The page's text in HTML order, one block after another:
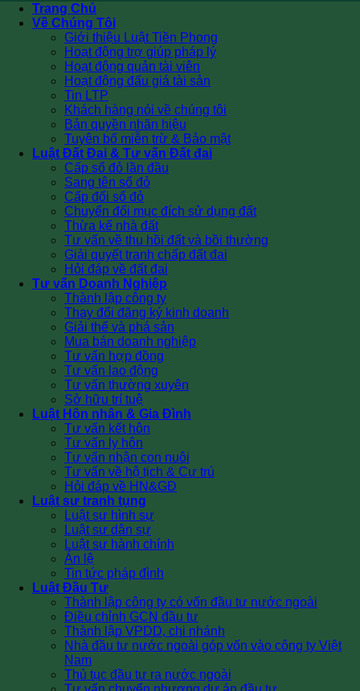
Trang Chủ
Về Chúng Tôi
Giới thiệu Luật Tiền Phong
Hoạt động trợ giúp pháp lý
Hoạt động quản tài viên
Hoạt động đấu giá tài sản
Tin LTP
Khách hàng nói về chúng tôi
Bản quyền nhãn hiệu
Tuyên bố miễn trừ & Bảo mật
Luật Đất Đai & Tư vấn Đất đai
Cấp sổ đỏ lần đầu
Sang tên sổ đỏ
Cấp đổi sổ đỏ
Chuyển đổi mục đích sử dụng đất
Thừa kế nhà đất
Tư vấn về thu hồi đất và bồi thường
Giải quyết tranh chấp đất đai
Hỏi đáp về đất đai
Tư vấn Doanh Nghiệp
Thành lập công ty
Thay đổi đăng ký kinh doanh
Giải thể và phá sản
Mua bán doanh nghiệp
Tư vấn hợp đồng
Tư vấn lao động
Tư vấn thường xuyên
Sở hữu trí tuệ
Luật Hôn nhân & Gia Đình
Tư vấn kết hôn
Tư vấn ly hôn
Tư vấn nhận con nuôi
Tư vấn về hộ tịch & Cư trú
Hỏi đáp về HN&GĐ
Luật sư tranh tụng
Luật sư hình sự
Luật sư dân sự
Luật sư hành chính
Án lệ
Tin tức pháp đình
Luật Đầu Tư
Thành lập công ty có vốn đầu tư nước ngoài
Điều chỉnh GCN đầu tư
Thành lập VPDD, chi nhánh
Nhà đầu tư nước ngoài góp vốn vào công ty Việt
Nam
Thủ tục đầu tư ra nước ngoài